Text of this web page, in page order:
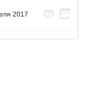
2017